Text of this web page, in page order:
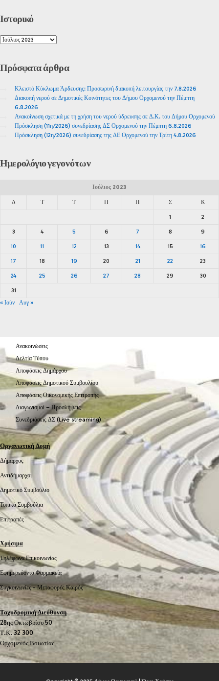
Ιστορικό
Πρόσφαταάρθρα
Κλειστό Κύκλωμα Άρδευσης: Προσωρινή διακοπή λειτουργίας την 7.8.2026
Διακοπή νερού σε Δημοτικές Κοινότητες του Δήμου Ορχομενού την Πέμπτη
6.8.2026
Ανακοίνωση σχετικά με τη χρήση του νερού ύδρευσης σε Δ.Κ. του Δήμου Ορχομενού
Πρόσκληση (11η/2026) συνεδρίασης ΔΣ Ορχομενού την Πέμπτη 6.8.2026
Πρόσκληση (12η/2026) συνεδρίασης της ΔΕ Ορχομενού την Τρίτη 4.8.2026
Ημερολόγιογεγονότων
Ιούλιος 2023
Δ Τ Τ Π Π Σ Κ
1 2
3 4 5 6 7 8 9
10 11 12 13 14 15 16
17 18 19 20 21 22 23
24 25 26 27 28 29 30
31
« Ιούν
Αυγ »
Ανακοινώσεις
Δελτία Τύπου
Αποφάσεις Δημάρχου
Αποφάσεις Δημοτικού Συμβουλίου
Αποφάσεις Οικονομικής Επιτροπής
Διαγωνισμοί – Προσλήψεις
Συνεδριάσεις ΔΣ (Live streaming)
Οργανωτική Δομή
Δήμαρχος
Αντιδήμαρχοι
Δημοτικό Συμβούλιο
Τοπικά Συμβούλια
Επιτροπές
Χρήσιμα
Τηλέφωνα Επικοινωνίας
Εφημερεύοντα Φαρμακεία
Συγκοινωνίες -Μεταφορές Καιρός
Ταχυδρομική Διεύθυνση
28ης Οκτωβρίου 50
Τ.Κ. 32 300
Ορχομενός Βοιωτίας